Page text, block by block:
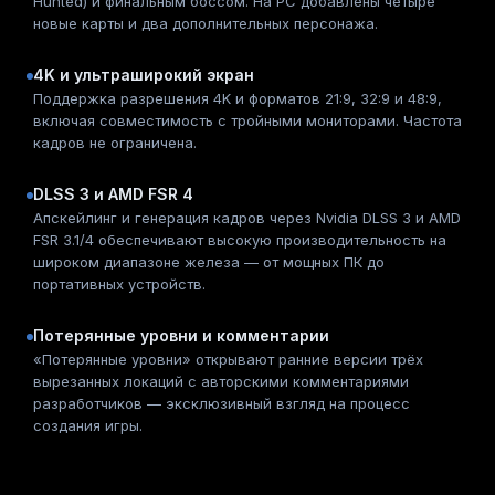
новые карты и два дополнительных персонажа.
4K и ультраширокий экран
Поддержка разрешения 4K и форматов 21:9, 32:9 и 48:9,
включая совместимость с тройными мониторами. Частота
кадров не ограничена.
DLSS 3 и AMD FSR 4
Апскейлинг и генерация кадров через Nvidia DLSS 3 и AMD
FSR 3.1/4 обеспечивают высокую производительность на
широком диапазоне железа — от мощных ПК до
портативных устройств.
Потерянные уровни и комментарии
«Потерянные уровни» открывают ранние версии трёх
вырезанных локаций с авторскими комментариями
разработчиков — эксклюзивный взгляд на процесс
создания игры.